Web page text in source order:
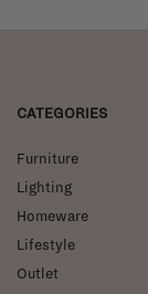
CATEGORIES
Furniture
Lighting
Homeware
Lifestyle
Outlet